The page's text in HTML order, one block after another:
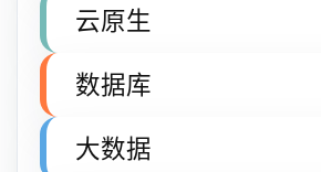
云原生
数据库
大数据